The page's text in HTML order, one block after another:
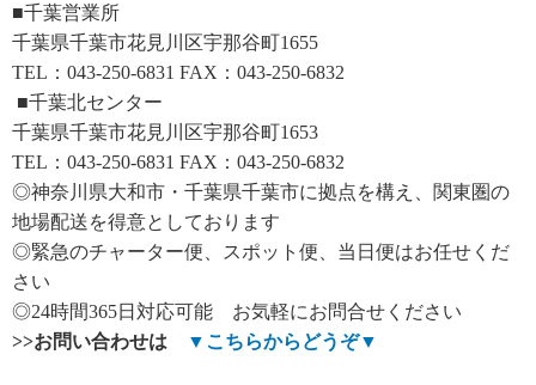
■千葉営業所
千葉県千葉市花見川区宇那谷町1655
TEL：043-250-6831 FAX：043-250-6832
■千葉北センター
千葉県千葉市花見川区宇那谷町1653
TEL：043-250-6831 FAX：043-250-6832
◎神奈川県大和市・千葉県千葉市に拠点を構え、関東圏の
地場配送を得意としております
◎緊急のチャーター便、スポット便、当日便はお任せくだ
さい
◎24時間365日対応可能 お気軽にお問合せください
>>お問い合わせは ▼ こちらからどうぞ▼